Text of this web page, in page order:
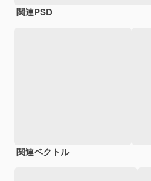
関連PSD
関連ベクトル